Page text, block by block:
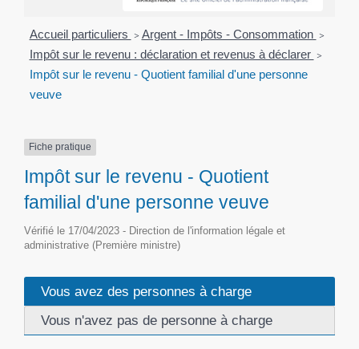
Accueil particuliers > Argent - Impôts - Consommation >
Impôt sur le revenu : déclaration et revenus à déclarer >
Impôt sur le revenu - Quotient familial d'une personne
veuve
Fiche pratique
Impôt sur le revenu - Quotient
familial d'une personne veuve
Vérifié le 17/04/2023 - Direction de l'information légale et
administrative (Première ministre)
Vous avez des personnes à charge
Vous n'avez pas de personne à charge